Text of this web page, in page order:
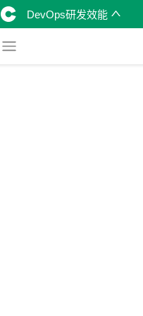
DevOps研发效能